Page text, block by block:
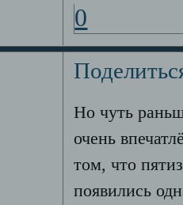
0
Но чуть
очень
том, что
появились